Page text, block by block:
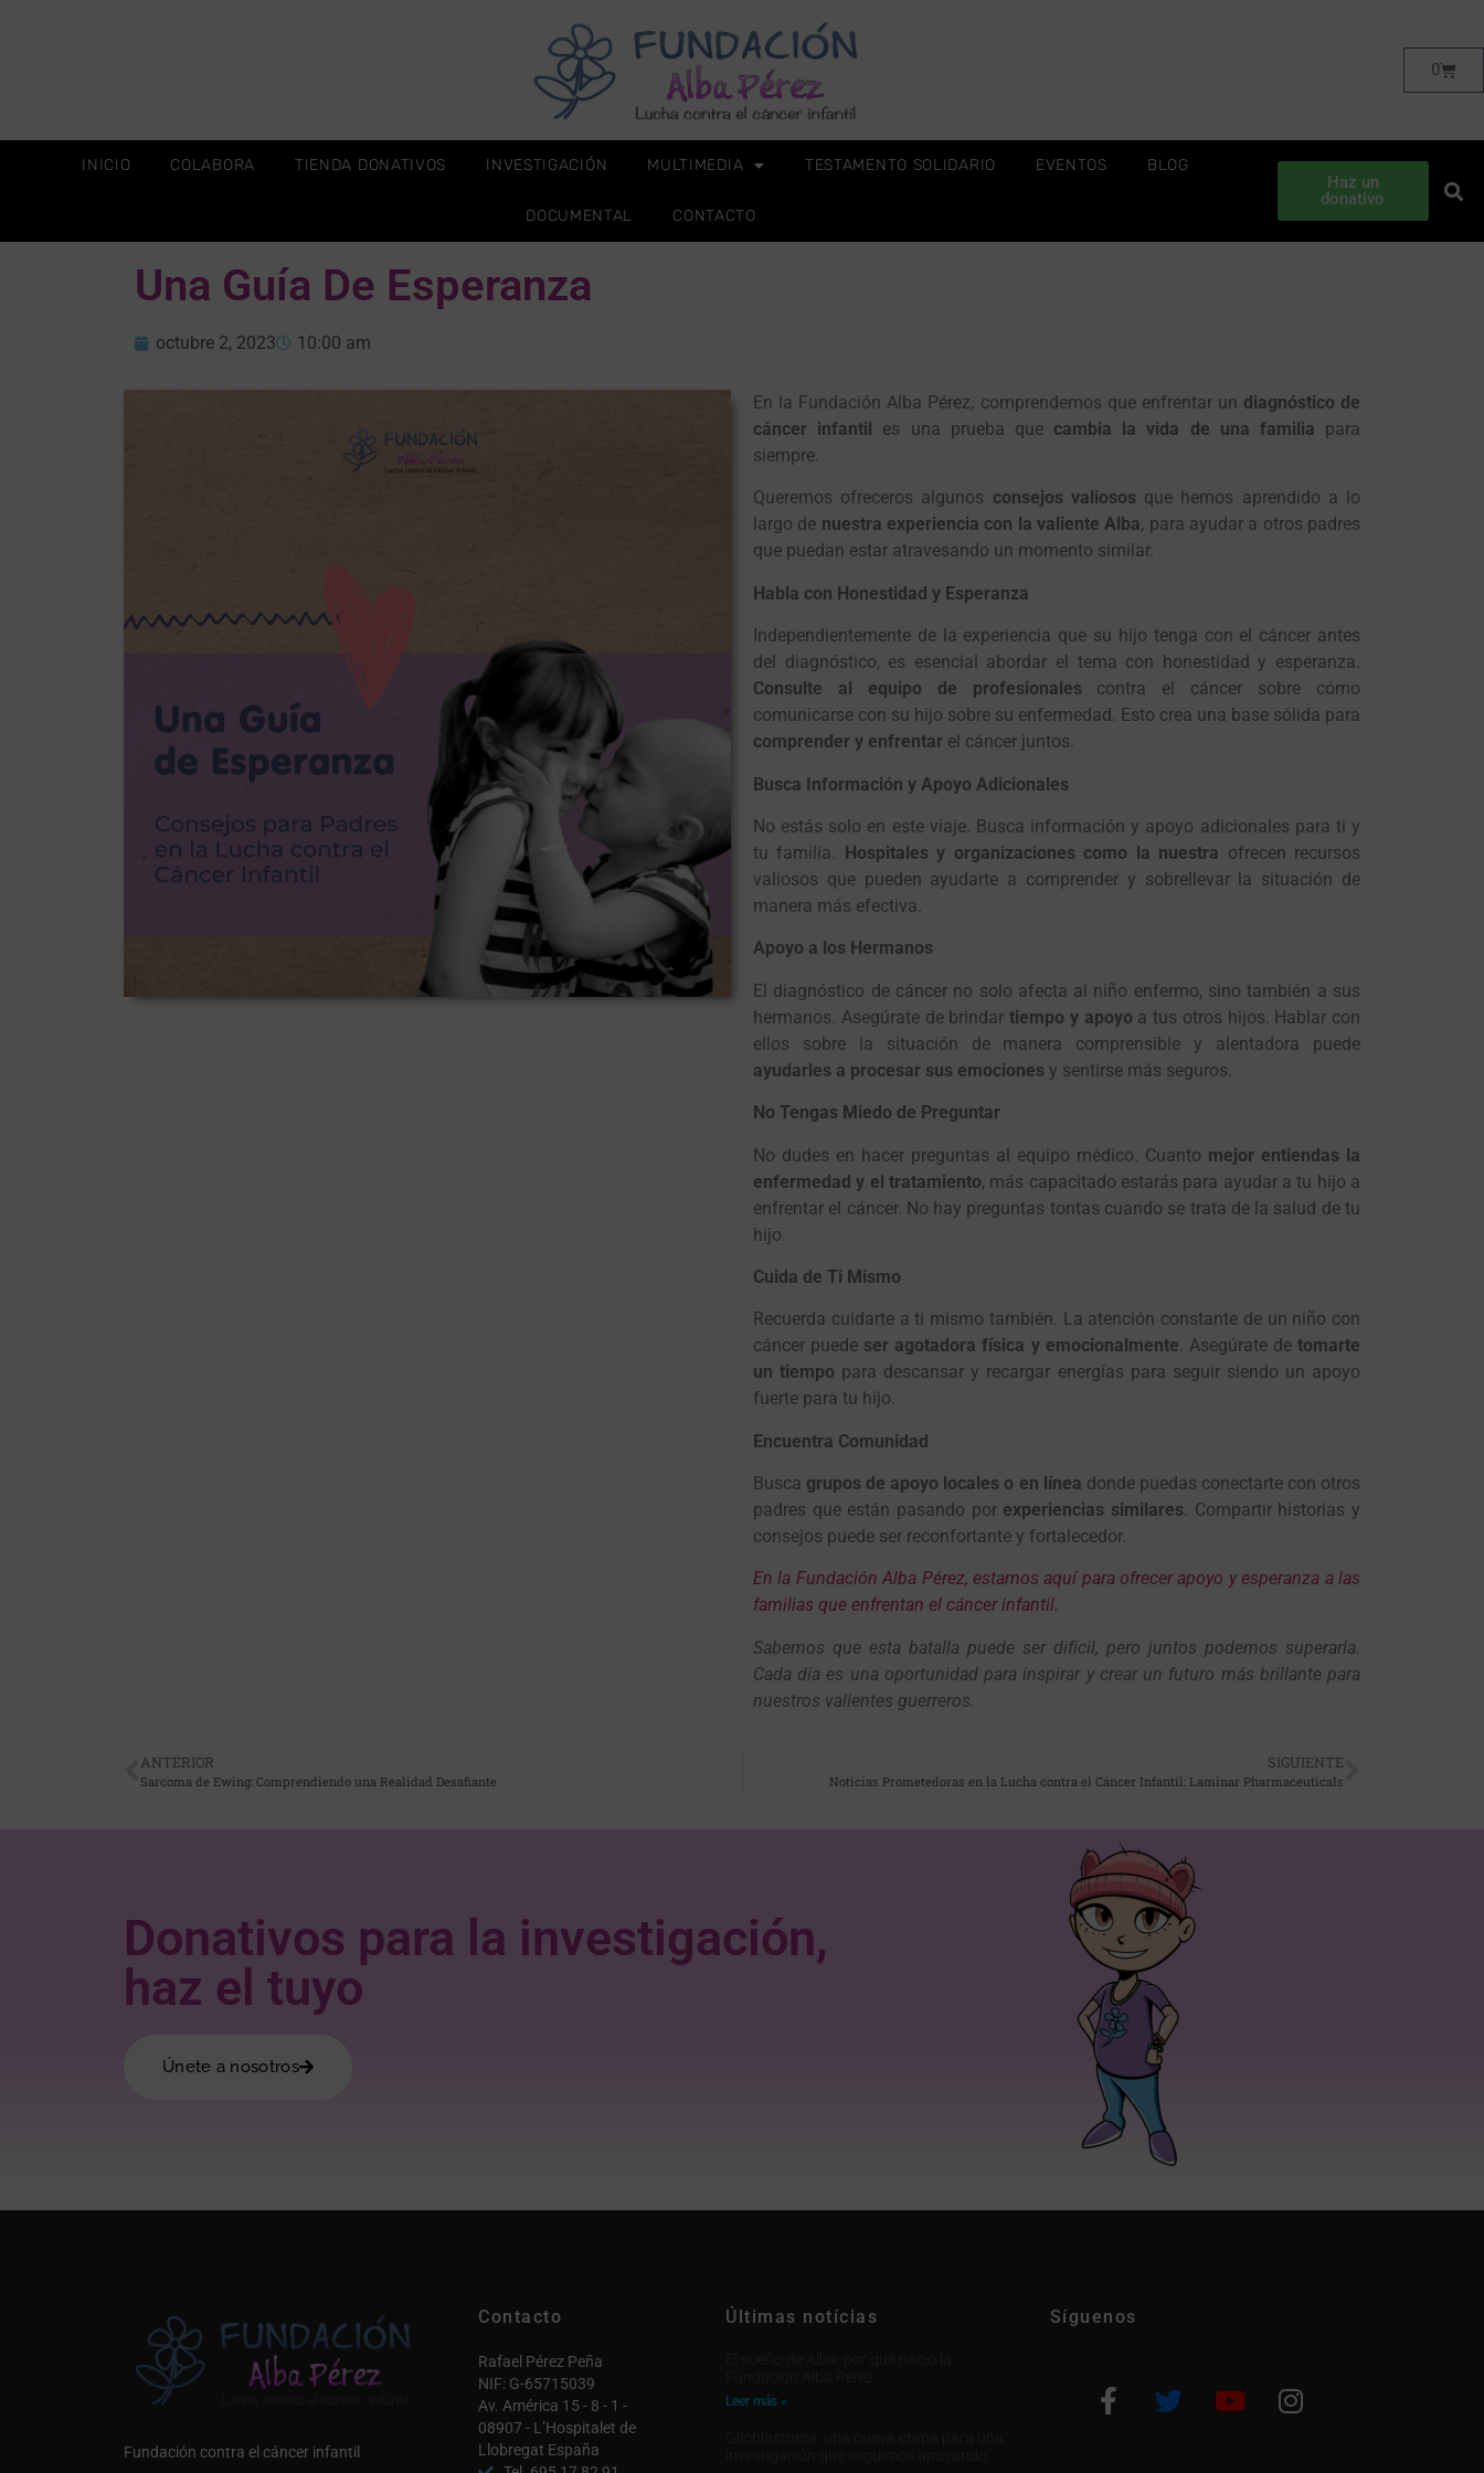
0
INICIO COLABORA TIENDA DONATIVOS INVESTIGACIÓN MULTIMEDIA TESTAMENTO SOLIDARIO EVENTOS BLOG
DOCUMENTAL CONTACTO
Haz un
donativo
Una Guía De Esperanza
octubre 2, 2023 10:00 am
En la Fundación Alba Pérez, comprendemos que enfrentar un diagnóstico de
cáncer infantil es una prueba que cambia la vida de una familia para
siempre.
Queremos ofreceros algunos consejos valiosos que hemos aprendido a lo
largo de nuestra experiencia con la valiente Alba, para ayudar a otros padres
que puedan estar atravesando un momento similar.
Habla con Honestidad y Esperanza
Independientemente de la experiencia que su hijo tenga con el cáncer antes
del diagnóstico, es esencial abordar el tema con honestidad y esperanza.
Consulte al equipo de profesionales contra el cáncer sobre cómo
comunicarse con su hijo sobre su enfermedad. Esto crea una base sólida para
comprender y enfrentar el cáncer juntos.
Busca Información y Apoyo Adicionales
No estás solo en este viaje. Busca información y apoyo adicionales para ti y
tu familia. Hospitales y organizaciones como la nuestra ofrecen recursos
valiosos que pueden ayudarte a comprender y sobrellevar la situación de
manera más efectiva.
Apoyo a los Hermanos
El diagnóstico de cáncer no solo afecta al niño enfermo, sino también a sus
hermanos. Asegúrate de brindar tiempo y apoyo a tus otros hijos. Hablar con
ellos sobre la situación de manera comprensible y alentadora puede
ayudarles a procesar sus emociones y sentirse más seguros.
No Tengas Miedo de Preguntar
No dudes en hacer preguntas al equipo médico. Cuanto mejor entiendas la
enfermedad y el tratamiento, más capacitado estarás para ayudar a tu hijo a
enfrentar el cáncer. No hay preguntas tontas cuando se trata de la salud de tu
hijo.
Cuida de Ti Mismo
Recuerda cuidarte a ti mismo también. La atención constante de un niño con
cáncer puede ser agotadora física y emocionalmente. Asegúrate detomarte
un tiempo para descansar y recargar energías para seguir siendo un apoyo
fuerte para tu hijo.
Encuentra Comunidad
Busca grupos de apoyo locales o en línea donde puedas conectarte con otros
padres que están pasando por experiencias similares. Compartir historias y
consejos puede ser reconfortante y fortalecedor.
En la Fundación Alba Pérez, estamos aquí para ofrecer apoyo y esperanza a las
familias que enfrentan el cáncer infantil.
Sabemos que esta batalla puede ser difícil, pero juntos podemos superarla.
Cada día es una oportunidad para inspirar y crear un futuro más brillante para
nuestros valientes guerreros.
ANTERIOR
Sarcoma de Ewing: Comprendiendo una Realidad Desafiante
SIGUIENTE
Noticias Prometedoras en la Lucha contra el Cáncer Infantil: Laminar Pharmaceuticals
Donativos para la investigación,
haz el tuyo
Únete a nosotros
Fundación contra el cáncer infantil
Contacto
Rafael Pérez Peña
NIF: G-65715039
Av. América 15 - 8 - 1 -
08907 - L’Hospitalet de
Llobregat España
Últimas notícias
Leer más »
Síguenos